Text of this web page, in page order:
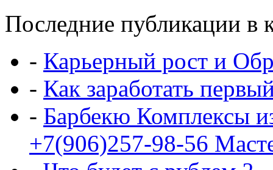
Последние публикации в
- Карьерный рост и
- Как заработать
- Барбекю Комплексы
+7(906)257-98-56